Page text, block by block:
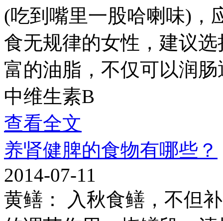
(吃到嘴里一股哈喇味)，
食无规律的女性，建议
富的油脂，不仅可以润
中维生素B
查看全文
养肾健脾的食物有哪些？
2014-07-11
黄鳝： 入秋食鳝，不但